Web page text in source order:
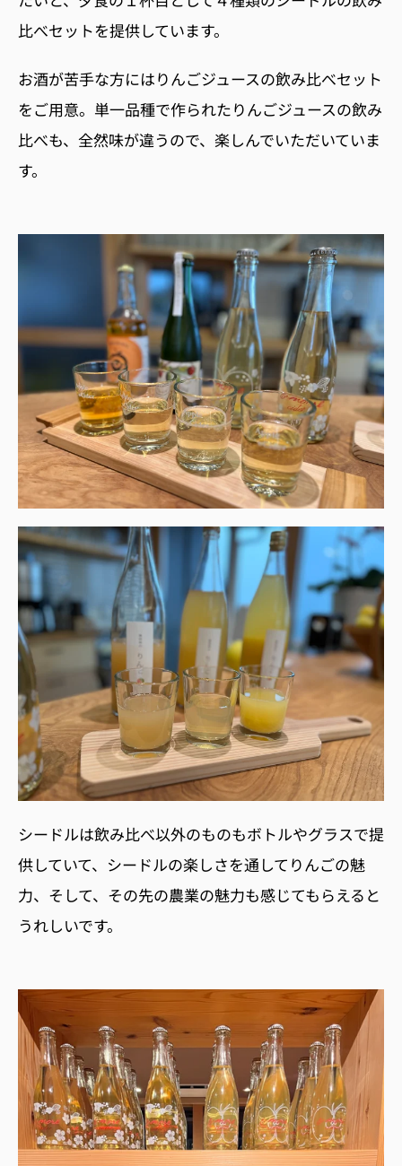
比べセットを提供しています。
お酒が苦手な方にはりんごジュースの飲み比べセット
をご用意。単一品種で作られたりんごジュースの飲み
比べも、全然味が違うので、楽しんでいただいていま
す。
シードルは飲み比べ以外のものもボトルやグラスで提
供していて、シードルの楽しさを通してりんごの魅
力、そして、その先の農業の魅力も感じてもらえると
うれしいです。